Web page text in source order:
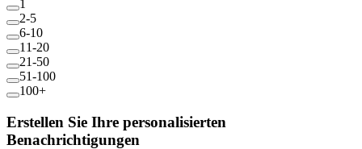
1
2-5
6-10
11-20
21-50
51-100
100+
Erstellen Sie Ihre personalisierten
Benachrichtigungen